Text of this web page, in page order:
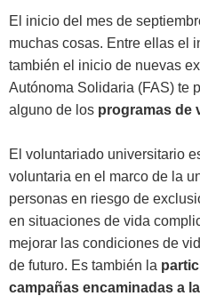
El inicio del mes de
muchas cosas. Entre ellas el
también el inicio de nuevas
Autónoma Solidaria (FAS) te
alguno de los programas de
El voluntariado universitario
voluntaria en el marco de la
personas en riesgo de
en situaciones de vida
mejorar las condiciones de
de futuro. Es también la
campañas encaminadas a